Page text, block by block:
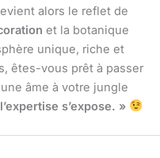
alors le reflet de
et la botanique
unique, riche et
êtes-vous prêt à passer
âme à votre jungle
s’expose. »